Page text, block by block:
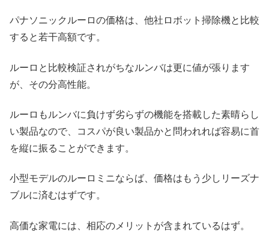
パナソニックルーロの価格は、他社ロボット掃除機と比較
すると若干高額です。
ルーロと比較検証されがちなルンバは更に値が張ります
が、その分高性能。
ルーロもルンバに負けず劣らずの機能を搭載した素晴らし
い製品なので、コスパが良い製品かと問われれば容易に首
を縦に振ることができます。
小型モデルのルーロミニならば、価格はもう少しリーズナ
ブルに済むはずです。
高価な家電には、相応のメリットが含まれているはず。